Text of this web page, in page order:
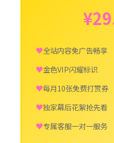
全站内容免广告畅享
金色VIP闪耀标识
每月10张免费打赏券
独家幕后花絮抢先看
专属客服一对一服务